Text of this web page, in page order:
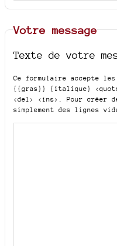
Votre message
Texte de votre
Ce formulaire accepte
{{gras}} {italique}
<del> <ins> . Pour créer
simplement des lignes